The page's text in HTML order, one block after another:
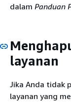
dalam Panduan
layanan
Jika Anda tidak
layanan yang